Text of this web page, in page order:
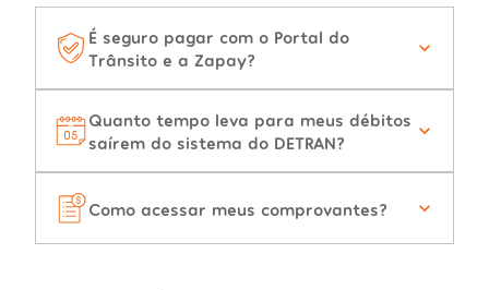
É seguro pagar com o Portal do
Trânsito e a Zapay?
Quanto tempo leva para meus débitos
saírem do sistema do DETRAN?
Como acessar meus comprovantes?